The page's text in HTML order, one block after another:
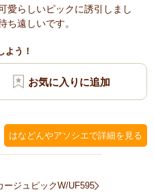
愛らしいピックに誘引しまし
ち遠しいです。
よう！
はなどんやアソシエで詳細を見る
ジュピックW/UF595